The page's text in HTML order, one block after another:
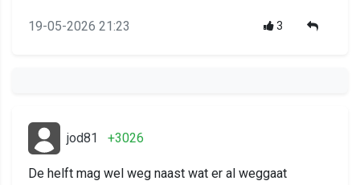
19-05-2026 21:23 3
jod81 +3026
De helft mag wel weg naast wat er al weggaat